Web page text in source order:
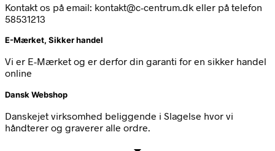
Kontakt os på email: kontakt@c-centrum.dk eller på telefon
58531213
E-Mærket, Sikker handel
Vi er E-Mærket og er derfor din garanti for en sikker handel
online
Dansk Webshop
Danskejet virksomhed beliggende i Slagelse hvor vi
håndterer og graverer alle ordre.